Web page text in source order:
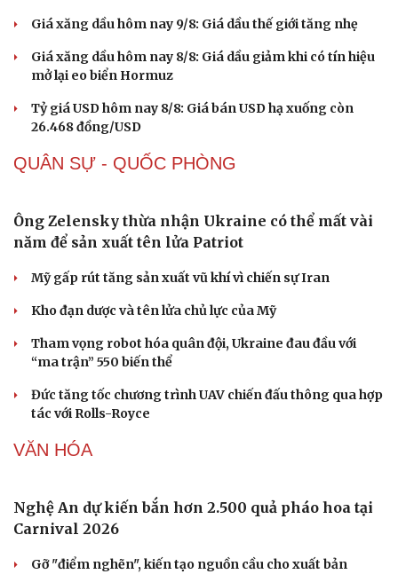
Sức khỏe
Cây thuốc
Sản phụ khoa
Nam khoa
Ăn sạch sống khỏe
Đời sống
Blog
Giá xăng dầu hôm nay 9/8: Giá dầu thế giới tăng nhẹ
Giá xăng dầu hôm nay 8/8: Giá dầu giảm khi có tín hiệu
mở lại eo biển Hormuz
Tỷ giá USD hôm nay 8/8: Giá bán USD hạ xuống còn
26.468 đồng/USD
QUÂN SỰ - QUỐC PHÒNG
Ông Zelensky thừa nhận Ukraine có thể mất vài
năm để sản xuất tên lửa Patriot
Mỹ gấp rút tăng sản xuất vũ khí vì chiến sự Iran
Kho đạn dược và tên lửa chủ lực của Mỹ
Tham vọng robot hóa quân đội, Ukraine đau đầu với
“ma trận” 550 biến thể
Đức tăng tốc chương trình UAV chiến đấu thông qua hợp
tác với Rolls-Royce
VĂN HÓA
Nghệ An dự kiến bắn hơn 2.500 quả pháo hoa tại
Carnival 2026
Gỡ "điểm nghẽn", kiến tạo nguồn cầu cho xuất bản